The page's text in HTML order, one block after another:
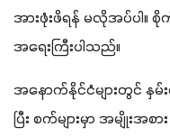
အားဖုံးဖိရန် မလိုအပ်ပါ။
အရေးကြီးပါသည်။
အနောက်နိုင်ငံများတွင် နှမ်
ပြီး စက်များမှာ အမျို